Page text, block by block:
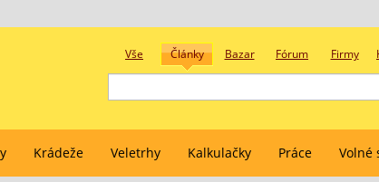
Vše Články Bazar Fórum Firmy
Krádeže Veletrhy Kalkulačky Práce Volné